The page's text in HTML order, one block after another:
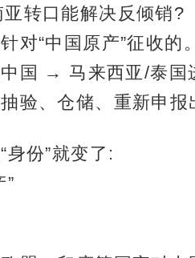
口能解决反倾销?
对“中国原产”征收的
国 → 马来西亚/泰国
验、仓储、重新申报
身份”就变了:
”